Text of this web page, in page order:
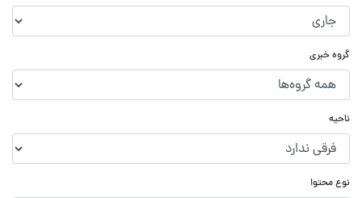
گروه خبری
ناحیه
نوع محتوا